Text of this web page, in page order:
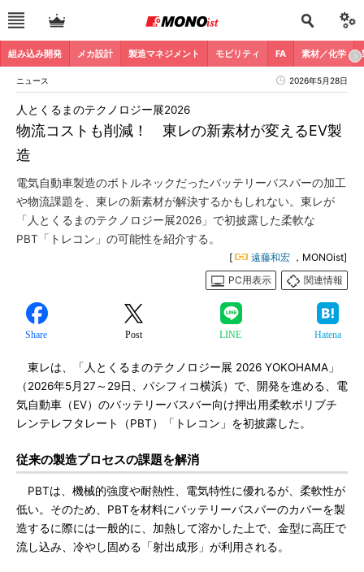
組み込み開発 メカ設計 製造マネジメント モビリティ FA 素材／化学
ニュース 2026年5月28日
物流コストも削減！ 東レの新素材が変えるEV製
造
人とくるまのテクノロジー展2026
電気自動車製造のボトルネックだったバッテリーバスバーの加工
や物流課題を、東レの新素材が解決するかもしれない。東レが
「人とくるまのテクノロジー展2026」で初披露した柔軟な
PBT「トレコン」の可能性を紹介する。
[ 遠藤和宏 ，MONOist]
PC用表示
関連情報
Share Post LINE Hatena
東レは、「人とくるまのテクノロジー展 2026 YOKOHAMA」
（2026年5月27～29日、パシフィコ横浜）で、開発を進める、電
気自動車（EV）のバッテリーバスバー向け押出用柔軟ポリブチ
レンテレフタレート（PBT）「トレコン」を初披露した。
従来の製造プロセスの課題を解消
PBTは、機械的強度や耐熱性、電気特性に優れるが、柔軟性が
低い。そのため、PBTを材料にバッテリーバスバーのカバーを製
造するに際には一般的に、加熱して溶かした上で、金型に高圧で
流し込み、冷やし固める「射出成形」が利用される。